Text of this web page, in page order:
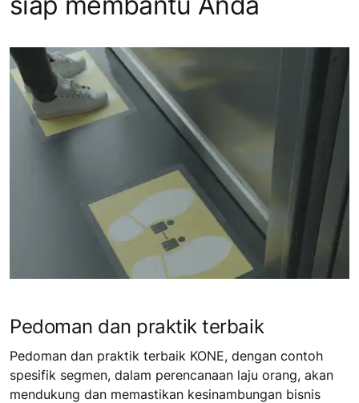
Pedoman dan praktik terbaik
Pedoman dan praktik terbaik KONE, dengan contoh
spesifik segmen, dalam perencanaan laju orang, akan
mendukung dan memastikan kesinambungan bisnis